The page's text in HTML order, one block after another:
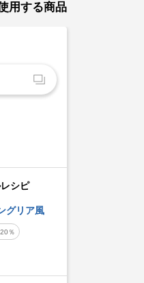
用する商品
シピ
グリア風
％